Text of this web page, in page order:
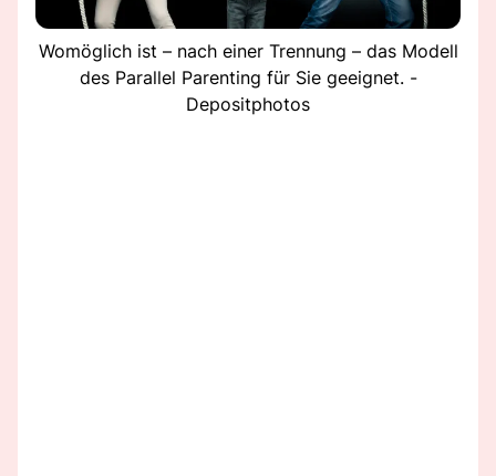
Womöglich ist – nach einer Trennung – das Modell
des Parallel Parenting für Sie geeignet. -
Depositphotos